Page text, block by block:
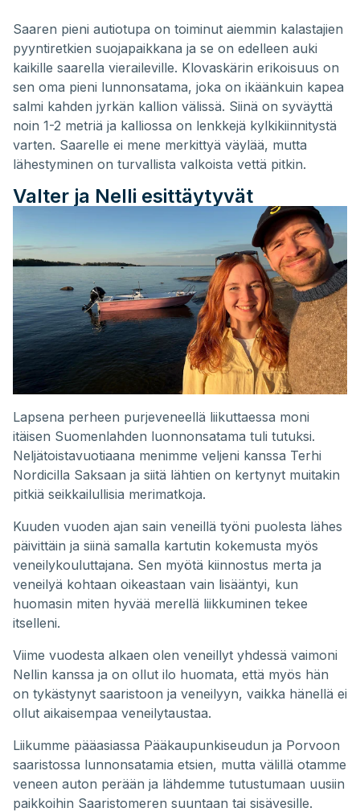
Saaren pieni autiotupa on toiminut aiemmin kalastajien
pyyntiretkien suojapaikkana ja se on edelleen auki
kaikille saarella vieraileville. Klovaskärin erikoisuus on
sen oma pieni lunnonsatama, joka on ikäänkuin kapea
salmi kahden jyrkän kallion välissä. Siinä on syväyttä
noin 1-2 metriä ja kalliossa on lenkkejä kylkikiinnitystä
varten. Saarelle ei mene merkittyä väylää, mutta
lähestyminen on turvallista valkoista vettä pitkin.
Valter ja Nelli esittäytyvät
Lapsena perheen purjeveneellä liikuttaessa moni
itäisen Suomenlahden luonnonsatama tuli tutuksi.
Neljätoistavuotiaana menimme veljeni kanssa Terhi
Nordicilla Saksaan ja siitä lähtien on kertynyt muitakin
pitkiä seikkailullisia merimatkoja.
Kuuden vuoden ajan sain veneillä työni puolesta lähes
päivittäin ja siinä samalla kartutin kokemusta myös
veneilykouluttajana. Sen myötä kiinnostus merta ja
veneilyä kohtaan oikeastaan vain lisääntyi, kun
huomasin miten hyvää merellä liikkuminen tekee
itselleni.
Viime vuodesta alkaen olen veneillyt yhdessä vaimoni
Nellin kanssa ja on ollut ilo huomata, että myös hän
on tykästynyt saaristoon ja veneilyyn, vaikka hänellä ei
ollut aikaisempaa veneilytaustaa.
Liikumme pääasiassa Pääkaupunkiseudun ja Porvoon
saaristossa lunnonsatamia etsien, mutta välillä otamme
veneen auton perään ja lähdemme tutustumaan uusiin
paikkoihin Saaristomeren suuntaan tai sisävesille.